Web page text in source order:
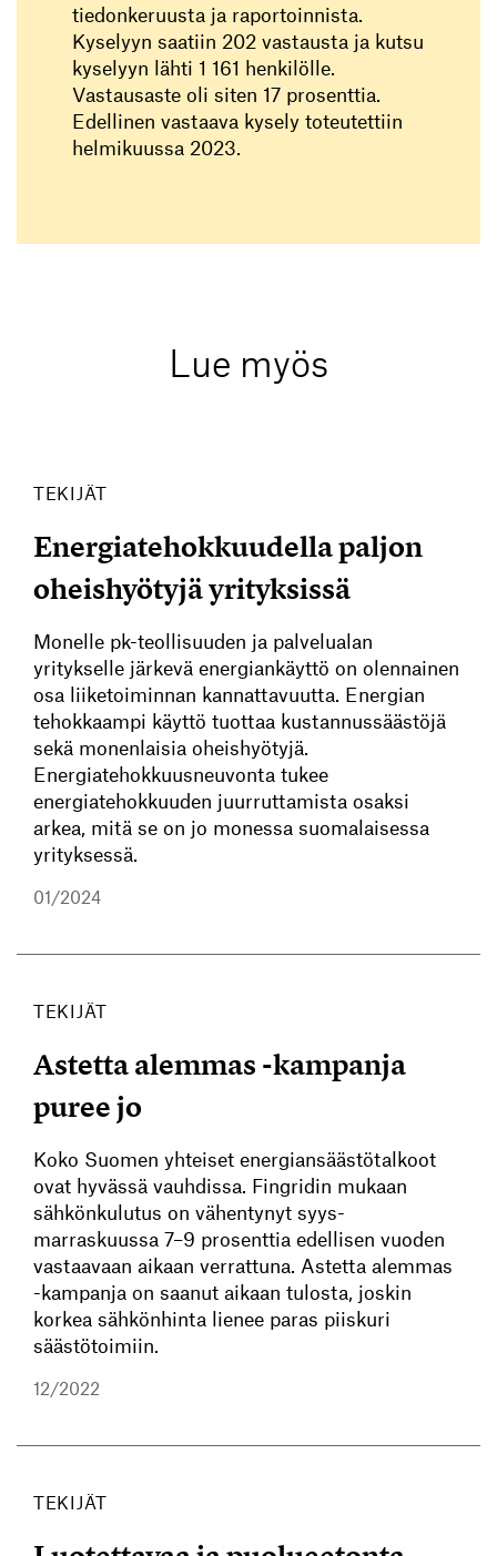
tiedonkeruusta ja raportoinnista.
Kyselyyn saatiin 202 vastausta ja kutsu
kyselyyn lähti 1 161 henkilölle.
Vastausaste oli siten 17 prosenttia.
Edellinen vastaava kysely toteutettiin
helmikuussa 2023.
Lue myös
TEKIJÄT
Energiatehokkuudella paljon
oheishyötyjä yrityksissä
Monelle pk-teollisuuden ja palvelualan
yritykselle järkevä energiankäyttö on olennainen
osa liiketoiminnan kannattavuutta. Energian
tehokkaampi käyttö tuottaa kustannussäästöjä
sekä monenlaisia oheishyötyjä.
Energiatehokkuusneuvonta tukee
energiatehokkuuden juurruttamista osaksi
arkea, mitä se on jo monessa suomalaisessa
yrityksessä.
01/2024
TEKIJÄT
Astetta alemmas -kampanja
puree jo
Koko Suomen yhteiset energiansäästötalkoot
ovat hyvässä vauhdissa. Fingridin mukaan
sähkönkulutus on vähentynyt syys-
marraskuussa 7–9 prosenttia edellisen vuoden
vastaavaan aikaan verrattuna. Astetta alemmas
-kampanja on saanut aikaan tulosta, joskin
korkea sähkönhinta lienee paras piiskuri
säästötoimiin.
12/2022
TEKIJÄT